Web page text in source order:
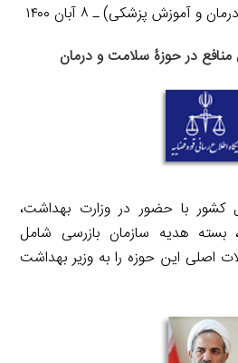
و آموزش پزشکی) ـ ۸ آبان ۱۴۰۰
در حوزۀ سلامت و درمان
کشور با حضور در وزارت بهداشت،
هدیه سازمان بازرسی شامل
اصلی این حوزه را به وزیر بهداشت